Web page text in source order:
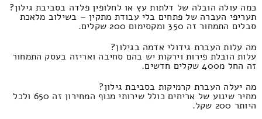
כמה עולה הובלה של דלתות עץ או לחלופין פלדה בסביבת גילון?
תעריפי העברה של פתחים בלי עבודת מתקין – בשילוב מלאכת
סבלים התמחור זה 350 ומקסימום 200 שקלים.
מה עלות העברת גידולי אדמה בגילון?
עלות הובלת פירות וירקות יש בהם סחיבה ואריזה בעסק התמחור
זה החל מ400 שקלים חדשים.
מה יעלה העברת קרמיקות בסביבת גילון?
מחיר שינוע של אריחים כולל שירותי מנוף המחירון זה 650 ולכל
היותר 200 שקל.